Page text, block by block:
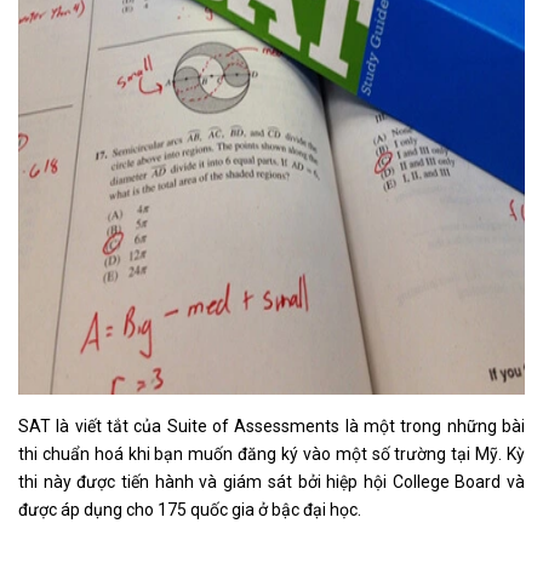
SAT là viết tắt của Suite of Assessments là một trong những bài
thi chuẩn hoá khi bạn muốn đăng ký vào một số trường tại Mỹ. Kỳ
thi này được tiến hành và giám sát bởi hiệp hội College Board và
được áp dụng cho 175 quốc gia ở bậc đại học.